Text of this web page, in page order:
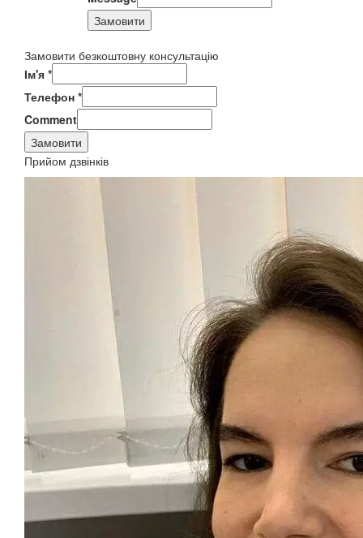
Замовити
Замовити безкоштовну консультацію
Ім'я *
Телефон *
Comment
Замовити
Прийом дзвінків